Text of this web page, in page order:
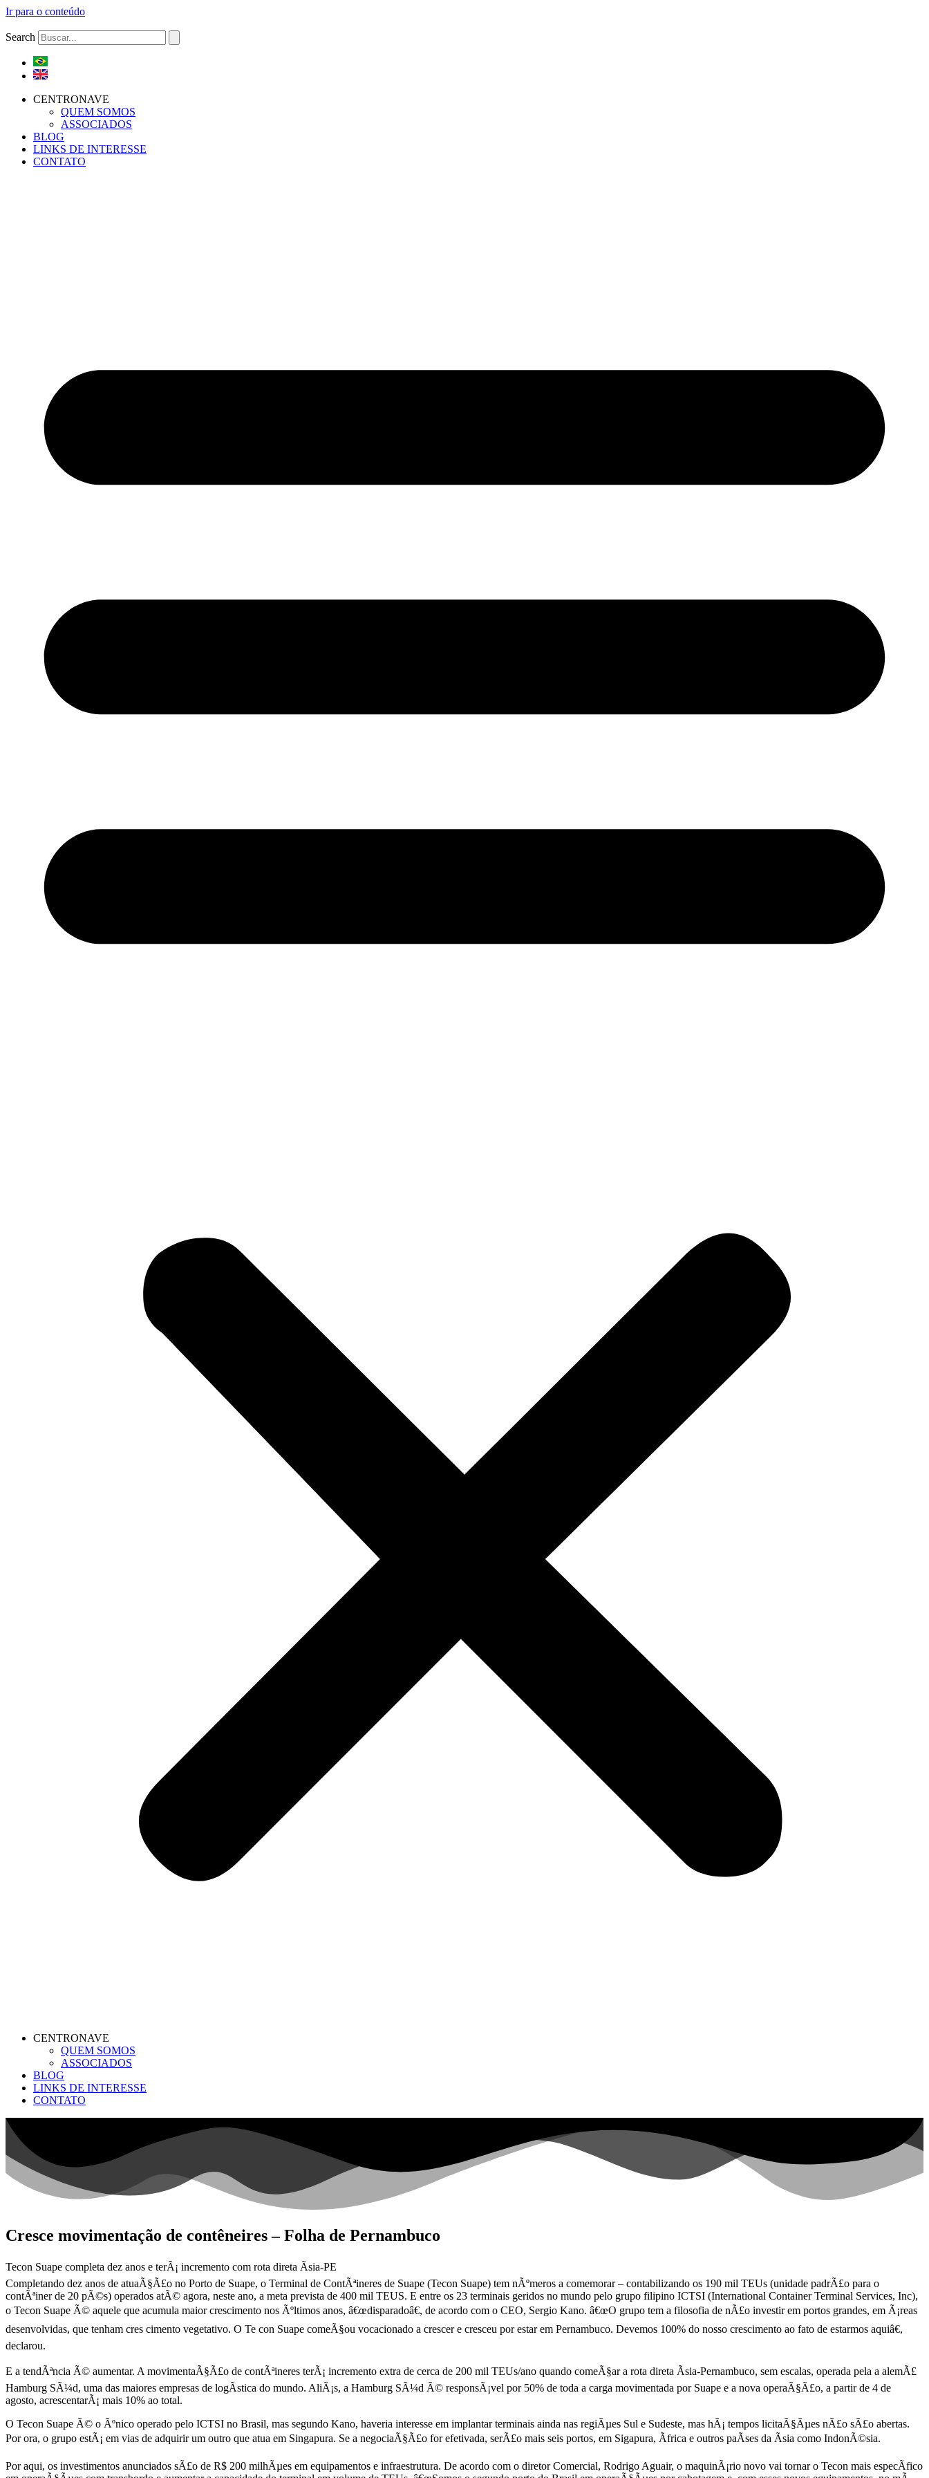
Ir para o conteúdo
Search
CENTRONAVE
QUEM SOMOS
ASSOCIADOS
BLOG
LINKS DE INTERESSE
CONTATO
CENTRONAVE
QUEM SOMOS
ASSOCIADOS
BLOG
LINKS DE INTERESSE
CONTATO
Cresce movimentação de contêneires – Folha de Pernambuco
Tecon Suape completa dez anos e terÃ¡ incremento com rota direta Ãsia-PE
Completando dez anos de atuaÃ§Ã£o no Porto de Suape, o Terminal de ContÃªineres de Suape (Tecon Suape) tem nÃºmeros a comemorar – contabilizando os 190 mil TEUs (unidade padrÃ£o para o
contÃªiner de 20 pÃ©s) operados atÃ© agora, neste ano, a meta prevista de 400 mil TEUS. E entre os 23 terminais geridos no mundo pelo grupo filipino ICTSI (International Container Terminal Services, Inc),
o Tecon Suape Ã© aquele que acumula maior crescimento nos Ãºltimos anos, â€œdisparadoâ€, de acordo com o CEO, Sergio Kano. â€œO grupo tem a filosofia de nÃ£o investir em portos grandes, em Ã¡reas
desenvolvidas, que tenham cres cimento vegetativo. O Te con Suape comeÃ§ou vocacionado a crescer e cresceu por estar em Pernambuco. Devemos 100% do nosso crescimento ao fato de estarmos aquiâ€,
declarou.
E a tendÃªncia Ã© aumentar. A movimentaÃ§Ã£o de contÃªineres terÃ¡ incremento extra de cerca de 200 mil TEUs/ano quando comeÃ§ar a rota direta Ãsia-Pernambuco, sem escalas, operada pela a alemÃ£
Hamburg SÃ¼d, uma das maiores empresas de logÃ­stica do mundo. AliÃ¡s, a Hamburg SÃ¼d Ã© responsÃ¡vel por 50% de toda a carga movimentada por Suape e a nova operaÃ§Ã£o, a partir de 4 de
agosto, acrescentarÃ¡ mais 10% ao total.
O Tecon Suape Ã© o Ãºnico operado pelo ICTSI no Brasil, mas segundo Kano, haveria interesse em implantar terminais ainda nas regiÃµes Sul e Sudeste, mas hÃ¡ tempos licitaÃ§Ãµes nÃ£o sÃ£o abertas.
Por ora, o grupo estÃ¡ em vias de adquirir um outro que atua em Singapura. Se a negociaÃ§Ã£o for efetivada, serÃ£o mais seis portos, em Sigapura, Ãfrica e outros paÃ­ses da Ãsia como IndonÃ©sia.
Por aqui, os investimentos anunciados sÃ£o de R$ 200 milhÃµes em equipamentos e infraestrutura. De acordo com o diretor Comercial, Rodrigo Aguair, o maquinÃ¡rio novo vai tornar o Tecon mais especÃ­fico